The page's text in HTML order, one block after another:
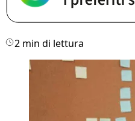
2 min di lettura